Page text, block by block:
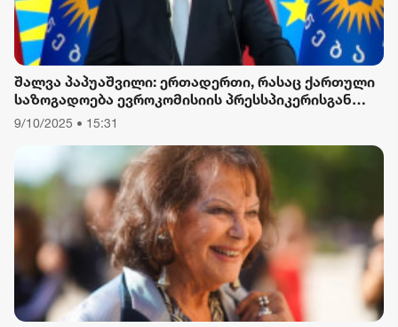
შალვა პაპუაშვილი: ერთადერთი, რასაც ქართული
საზოგადოება ევროკომისიის პრესსპიკერისგან
მოელის, არის ბოდიში ხელისუფლების დამხობის
9/10/2025 • 15:31